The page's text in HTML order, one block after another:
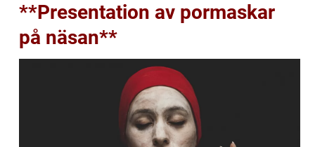
**Presentation av pormaskar
på näsan**